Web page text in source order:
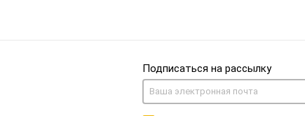
Подписаться на рассылку